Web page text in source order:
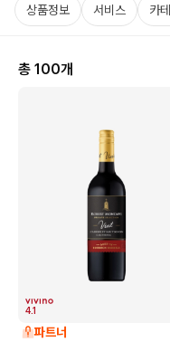
상품정보 서비스 카
총 100개
4.1
파트너